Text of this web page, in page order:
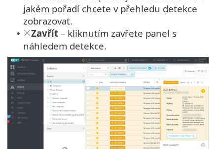
jakém pořadí chcete v přehledu detekce
zobrazovat.
• Zavřít – kliknutím zavřete panel s
náhledem detekce.